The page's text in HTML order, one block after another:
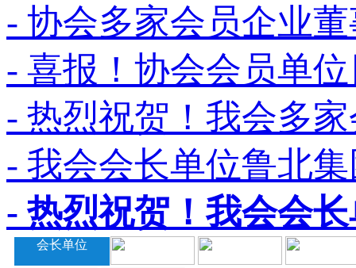
- 协会多家会员企业
- 喜报！协会会员单
- 热烈祝贺！我会多
- 我会会长单位鲁北
- 热烈祝贺！我会会
会长单位